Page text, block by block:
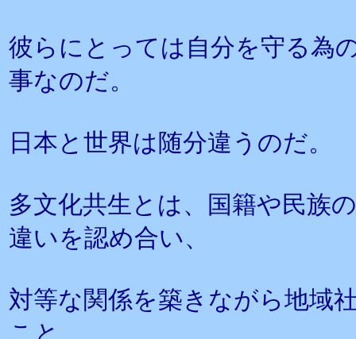
彼らにとっては自分を守る為
事なのだ。
日本と世界は随分違うのだ。
多文化共生とは、国籍や民族
違いを認め合い、
対等な関係を築きながら地域
こと